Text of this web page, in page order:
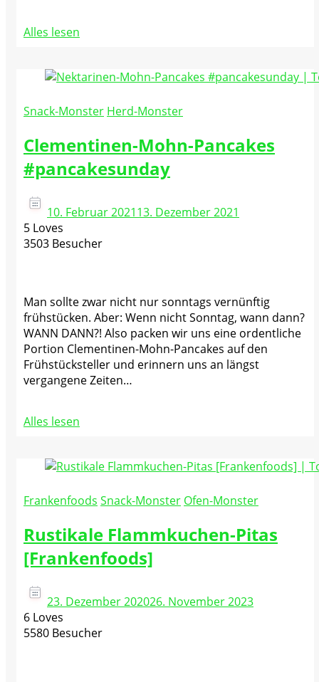
Alles lesen
Snack-Monster Herd-Monster
Clementinen-Mohn-Pancakes
#pancakesunday
10. Februar 202113. Dezember 2021
5 Loves
3503 Besucher
Man sollte zwar nicht nur sonntags vernünftig
frühstücken. Aber: Wenn nicht Sonntag, wann dann?
WANN DANN?! Also packen wir uns eine ordentliche
Portion Clementinen-Mohn-Pancakes auf den
Frühstücksteller und erinnern uns an längst
vergangene Zeiten…
Alles lesen
Frankenfoods Snack-Monster Ofen-Monster
Rustikale Flammkuchen-Pitas
[Frankenfoods]
23. Dezember 202026. November 2023
6 Loves
5580 Besucher